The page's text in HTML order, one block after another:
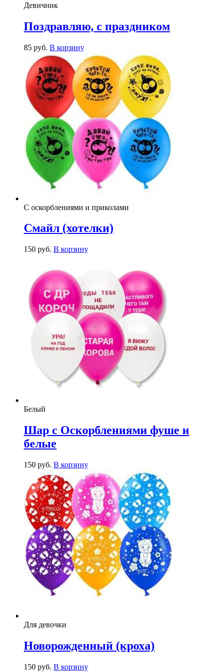
Девичник
Поздравляю, с праздником
85 руб. В корзину
С оскорблениями и приколами
Смайл (хотелки)
150 руб. В корзину
Белый
Шар с Оскорблениями фуше и
белые
150 руб. В корзину
Для девочки
Новорожденный (кроха)
150 руб. В корзину